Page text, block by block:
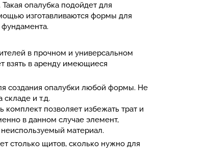
опалубка подойдет для
изготавливаются формы для
в прочном и универсальном
взять в аренду имеющиеся
создания опалубки любой формы. Не
складе и т.д.
комплект позволяет избежать трат и
в данном случае элемент,
неиспользуемый материал.
столько щитов, сколько нужно для